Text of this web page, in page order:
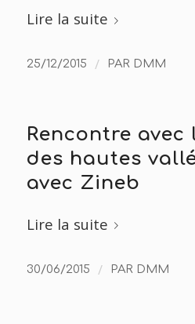
Lire la suite
25/12/2015 / PAR DMM
Rencontre avec
des hautes
avec Zineb
Lire la suite
30/06/2015 / PAR DMM